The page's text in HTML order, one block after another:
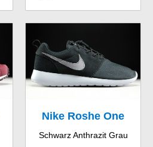
Nike Roshe One
Suede
Schwarz Anthrazit Grau